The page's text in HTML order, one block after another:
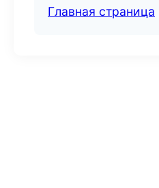
Главная страница